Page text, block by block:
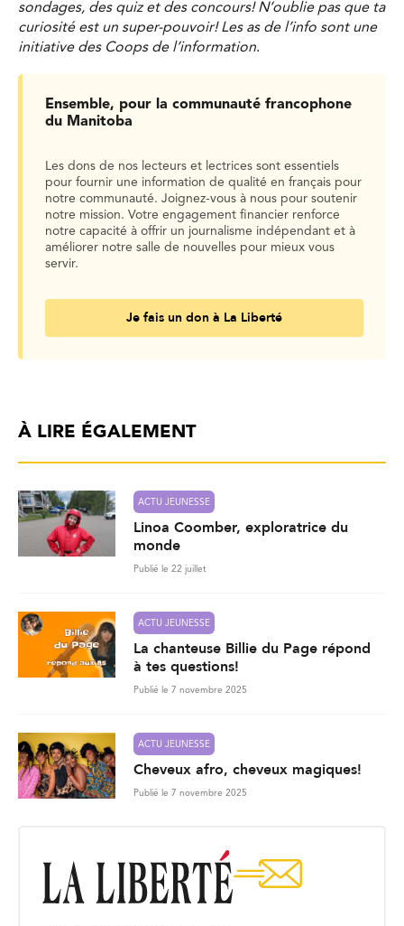
sondages, des quiz et des concours! N’oublie pas que ta
curiosité est un super-pouvoir! Les as de l’info sont une
initiative des Coops de l’information.
Ensemble, pour la communauté francophone
du Manitoba
Les dons de nos lecteurs et lectrices sont essentiels
pour fournir une information de qualité en français pour
notre communauté. Joignez-vous à nous pour soutenir
notre mission. Votre engagement financier renforce
notre capacité à offrir un journalisme indépendant et à
améliorer notre salle de nouvelles pour mieux vous
servir.
Je fais un don à La Liberté
À LIRE ÉGALEMENT
ACTU JEUNESSE
Linoa Coomber, exploratrice du
monde
Publié le 22 juillet
ACTU JEUNESSE
La chanteuse Billie du Page répond
à tes questions!
Publié le 7 novembre 2025
ACTU JEUNESSE
Cheveux afro, cheveux magiques!
Publié le 7 novembre 2025